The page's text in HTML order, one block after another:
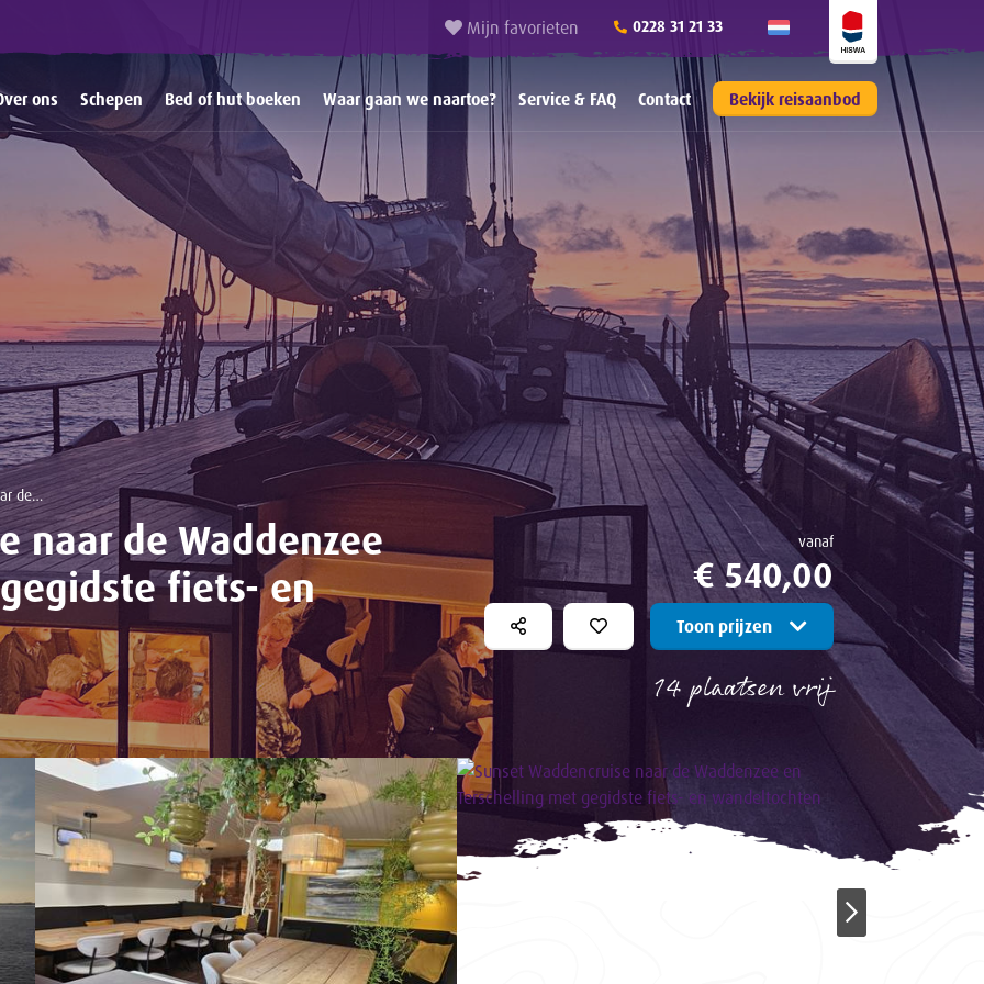
Mijn favorieten 0228 31 21 33
ons Schepen Bed of hut boeken Waar gaan we naartoe? Service & FAQ Contact Bekijk reisaanbod
wandeltochten
naar de Waddenzee
fiets- en
vanaf
€ 540,00
Toon prijzen
14 plaatsen vrij